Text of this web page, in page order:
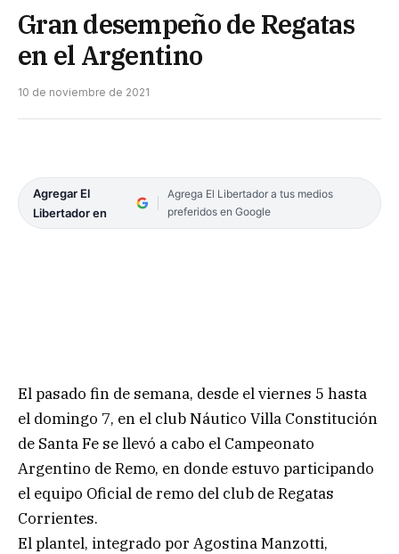
Gran desempeño de Regatas
en el Argentino
10 de noviembre de 2021
Agregar El
Libertador en
Agrega El Libertador a tus medios
preferidos en Google
El pasado fin de semana, desde el viernes 5 hasta
el domingo 7, en el club Náutico Villa Constitución
de Santa Fe se llevó a cabo el Campeonato
Argentino de Remo, en donde estuvo participando
el equipo Oficial de remo del club de Regatas
Corrientes.
El plantel, integrado por Agostina Manzotti,